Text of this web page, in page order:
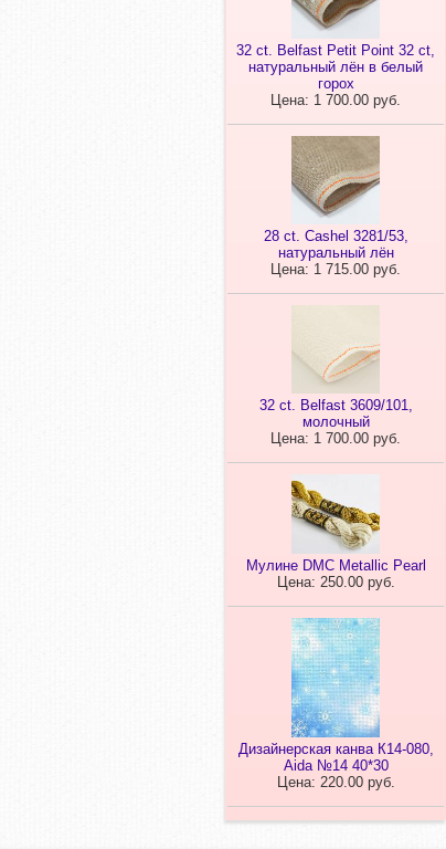
32 ct. Belfast Petit Point 32 ct,
натуральный лён в белый
горох
Цена: 1 700.00 руб.
28 ct. Cashel 3281/53,
натуральный лён
Цена: 1 715.00 руб.
32 ct. Belfast 3609/101,
молочный
Цена: 1 700.00 руб.
Мулине DMC Metallic Pearl
Цена: 250.00 руб.
Дизайнерская канва К14-080,
Aida №14 40*30
Цена: 220.00 руб.